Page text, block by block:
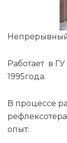
Работает в
1995года.
В процессе
опыт: